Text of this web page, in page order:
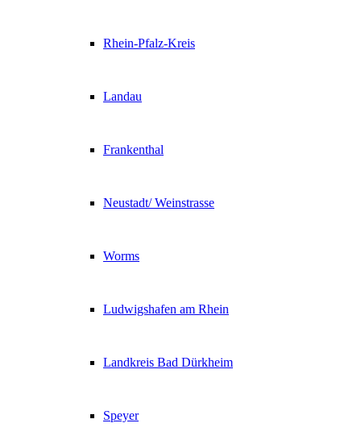
Rhein-Pfalz-Kreis
Landau
Frankenthal
Neustadt/ Weinstrasse
Worms
Ludwigshafen am Rhein
Landkreis Bad Dürkheim
Speyer